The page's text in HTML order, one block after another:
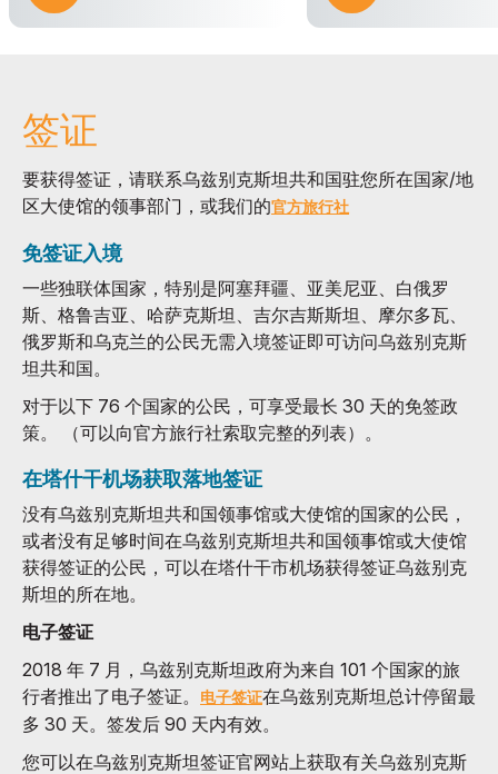
签证
要获得签证，请联系乌兹别克斯坦共和国驻您所在国家/地
区大使馆的领事部门，或我们的官方旅行社
免签证入境
一些独联体国家，特别是阿塞拜疆、亚美尼亚、白俄罗
斯、格鲁吉亚、哈萨克斯坦、吉尔吉斯斯坦、摩尔多瓦、
俄罗斯和乌克兰的公民无需入境签证即可访问乌兹别克斯
坦共和国。
对于以下 76 个国家的公民，可享受最长 30 天的免签政
策。 （可以向官方旅行社索取完整的列表）。
在塔什干机场获取落地签证
没有乌兹别克斯坦共和国领事馆或大使馆的国家的公民，
或者没有足够时间在乌兹别克斯坦共和国领事馆或大使馆
获得签证的公民，可以在塔什干市机场获得签证乌兹别克
斯坦的所在地。
电子签证
2018 年 7 月，乌兹别克斯坦政府为来自 101 个国家的旅
行者推出了电子签证。
电子签证在乌兹别克斯坦总计停留最
多 30 天。签发后 90 天内有效。
您可以在乌兹别克斯坦签证官网站上获取有关乌兹别克斯